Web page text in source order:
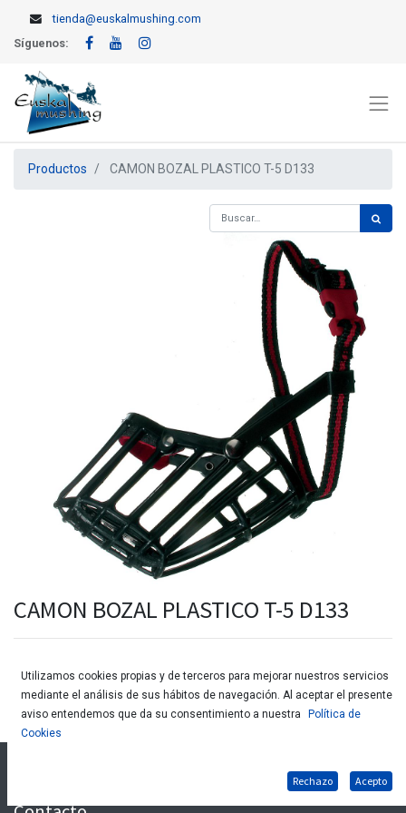
tienda@euskalmushing.com
Síguenos:
Productos CAMON BOZAL PLASTICO T-5 D133
CAMON BOZAL PLASTICO T-5 D133
Descubre lo que puedes encontrar en nuestras tiendas
Utilizamos cookies propias y de terceros para mejorar nuestros servicios
mediante el análisis de sus hábitos de navegación. Al aceptar el presente
aviso entendemos que da su consentimiento a nuestra
Política de
Cookies
Rechazo Acepto